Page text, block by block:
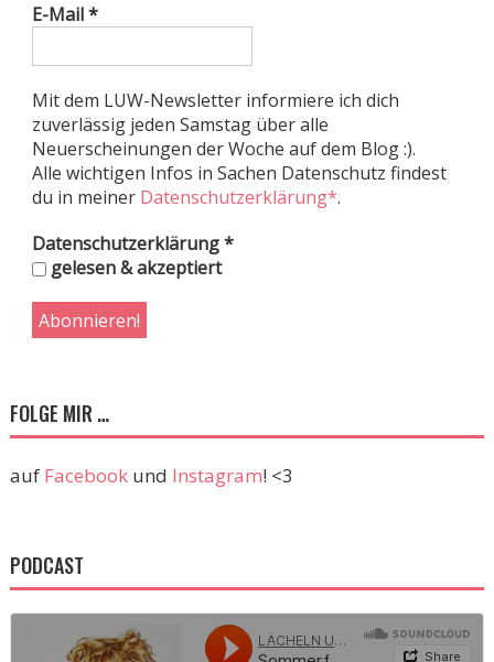
E-Mail*
Mit dem LUW-Newsletter informiere ich dich
zuverlässig jeden Samstag über alle
Neuerscheinungen der Woche auf dem Blog :).
Alle wichtigen Infos in Sachen Datenschutz findest
du in meiner Datenschutzerklärung*.
Datenschutzerklärung*
gelesen & akzeptiert
FOLGE MIR …
auf Facebookund Instagram! <3
PODCAST